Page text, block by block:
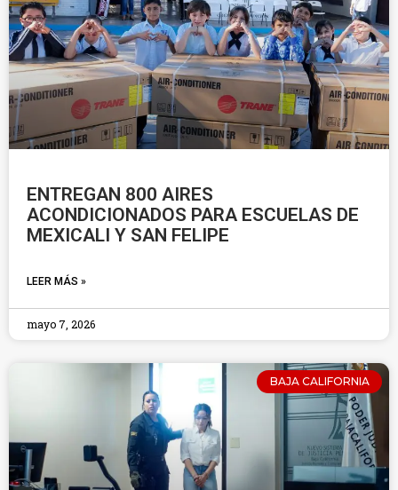
ENTREGAN 800 AIRES
ACONDICIONADOS PARA ESCUELAS DE
MEXICALI Y SAN FELIPE
LEER MÁS »
mayo 7, 2026
BAJA CALIFORNIA